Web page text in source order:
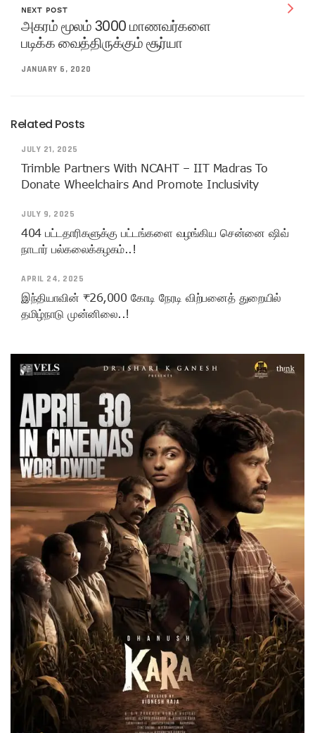
NEXT POST
அகரம் மூலம் 3000 மாணவர்களை
படிக்க வைத்திருக்கும் சூர்யா
JANUARY 6, 2020
Related Posts
JULY 21, 2025
Trimble Partners With NCAHT – IIT Madras To
Donate Wheelchairs And Promote Inclusivity
JULY 9, 2025
404 பட்டதாரிகளுக்கு பட்டங்களை வழங்கிய சென்னை ஷிவ்
நாடார் பல்கலைக்கழகம்..!
APRIL 24, 2025
இந்தியாவின் ₹26,000 கோடி நேரடி விற்பனைத் துறையில்
தமிழ்நாடு முன்னிலை..!